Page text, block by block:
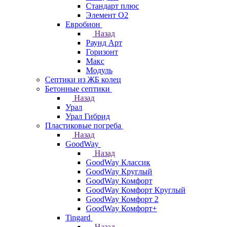
Стандарт плюс
Элемент О2
Евробион
Назад
Раунд Арт
Горизонт
Макс
Модуль
Септики из ЖБ колец
Бетонные септики
Назад
Урал
Урал Гибрид
Пластиковые погреба
Назад
GoodWay
Назад
GoodWay Классик
GoodWay Круглый
GoodWay Комфорт
GoodWay Комфорт Круглый
GoodWay Комфорт 2
GoodWay Комфорт+
Tingard